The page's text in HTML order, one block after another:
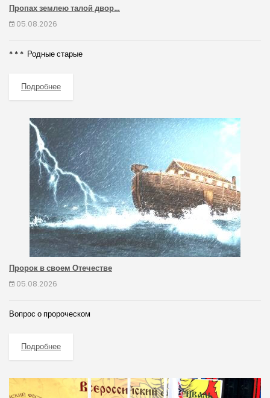
Пропах землею талой двор…
05.08.2026
* * * Родные старые
Подробнее
Пророк в своем Отечестве
05.08.2026
Вопрос о пророческом
Подробнее